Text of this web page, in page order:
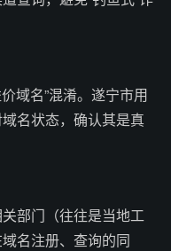
域名”混淆。遂宁市用
名状态，确认其是真
部门（往往是当地工
名注册、查询的同